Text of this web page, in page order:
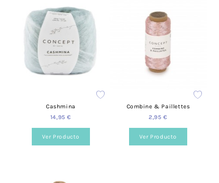
Cashmina
14,95 €
Ver Producto
Combine & Paillettes
2,95 €
Ver Producto